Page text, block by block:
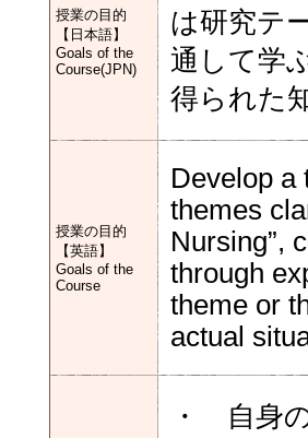
授業の目的
【日本語】
Goals of the
Course(JPN)
は研究テ
通して学
得られた
授業の目的
【英語】
Goals of the
Course
Develop a
themes
Nursing”,
through
theme or
actual
・ 自身